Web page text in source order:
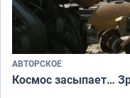
АВТОРСКОЕ
Космос засыпает…